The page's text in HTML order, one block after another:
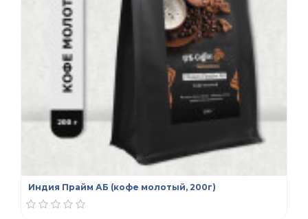
Индия Прайм АБ (кофе молотый, 200г)